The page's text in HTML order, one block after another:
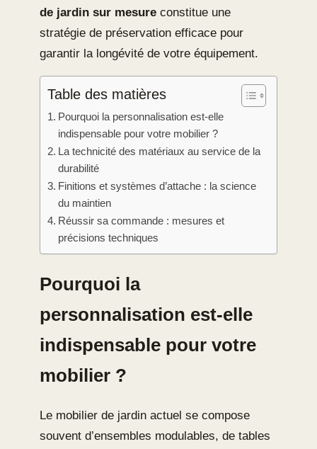
de jardin sur mesure constitue une
stratégie de préservation efficace pour
garantir la longévité de votre équipement.
Table des matières
Pourquoi la personnalisation est-elle
indispensable pour votre mobilier ?
La technicité des matériaux au service de la
durabilité
Finitions et systèmes d’attache : la science
du maintien
Réussir sa commande : mesures et
précisions techniques
Pourquoi la
personnalisation est-elle
indispensable pour votre
mobilier ?
Le mobilier de jardin actuel se compose
souvent d’ensembles modulables, de tables